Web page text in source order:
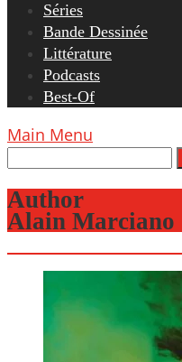
Séries
Bande Dessinée
Littérature
Podcasts
Best-Of
Main Menu
Author
Alain Marciano